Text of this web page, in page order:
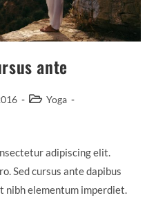
ante
Yoga
adipiscing elit.
Sed cursus ante dapibus
nibh elementum imperdiet.